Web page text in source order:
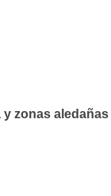
y zonas aledañas